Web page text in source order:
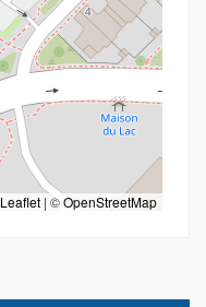
Leaflet | ©OpenStreetMap